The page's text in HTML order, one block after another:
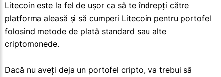
Litecoin este la fel de ușor ca să te îndrepți către
platforma aleasă și să cumperi Litecoin pentru portofel
folosind metode de plată standard sau alte
criptomonede.
Dacă nu aveți deja un portofel cripto, va trebui să